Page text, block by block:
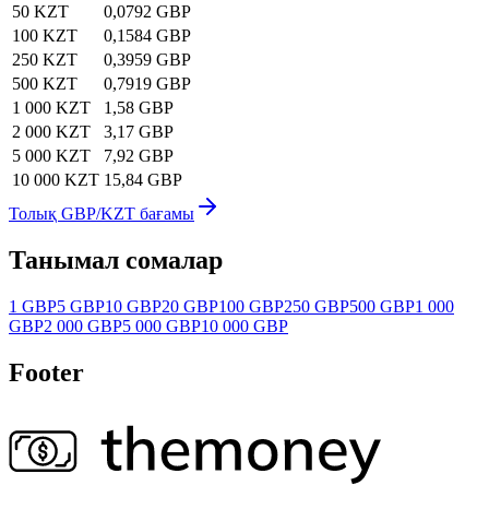
50 KZT
0,0792 GBP
100 KZT
0,1584 GBP
250 KZT
0,3959 GBP
500 KZT
0,7919 GBP
1 000 KZT
1,58 GBP
2 000 KZT
3,17 GBP
5 000 KZT
7,92 GBP
10 000 KZT 15,84 GBP
Толық GBP/KZT бағамы
Танымал сомалар
1 GBP5 GBP10 GBP20 GBP100 GBP250 GBP500 GBP1 000
GBP2 000 GBP5 000 GBP10 000 GBP
Footer